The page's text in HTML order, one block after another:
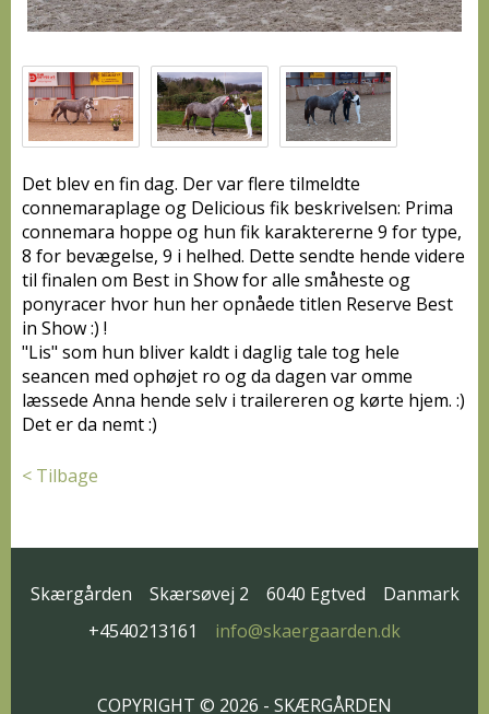
Det blev en fin dag. Der var flere tilmeldte
connemaraplage og Delicious fik beskrivelsen: Prima
connemara hoppe og hun fik karaktererne 9 for type,
8 for bevægelse, 9 i helhed. Dette sendte hende videre
til finalen om Best in Show for alle småheste og
ponyracer hvor hun her opnåede titlen Reserve Best
in Show :) !
"Lis" som hun bliver kaldt i daglig tale tog hele
seancen med ophøjet ro og da dagen var omme
læssede Anna hende selv i trailereren og kørte hjem. :)
Det er da nemt :)
< Tilbage
Skærgården Skærsøvej 2 6040 Egtved
Danmark
+4540213161
info@skaergaarden.dk
COPYRIGHT © 2026 - SKÆRGÅRDEN